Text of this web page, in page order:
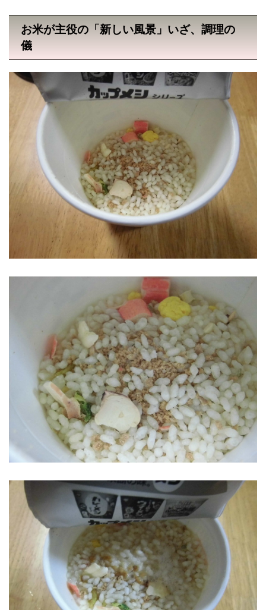
お米が主役の「新しい風景」いざ、調理の
儀